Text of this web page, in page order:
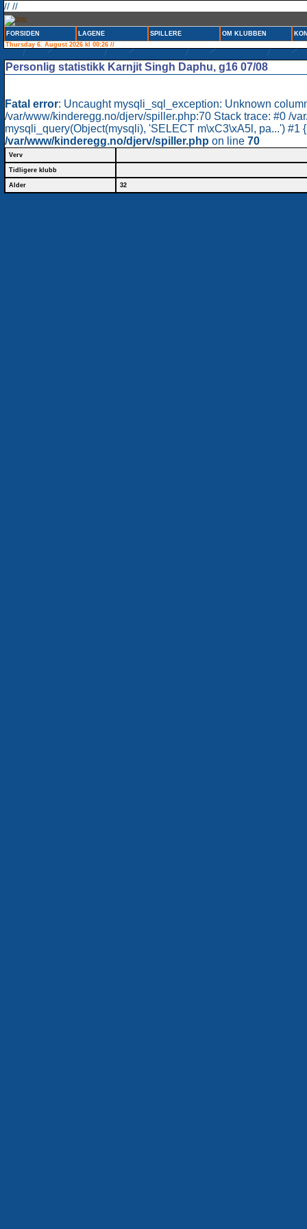
// //
FORSIDEN LAGENE SPILLERE OM KLUBBEN
Thursday 6. August 2026 kl 00:26 //
Personlig statistikk Karnjit Singh Daphu, g16 07/08
Fatal error: Uncaught mysqli_sql_exception: Unknown
/var/www/kinderegg.no/djerv/spiller.php:70 Stack trace: #0 /
mysqli_query(Object(mysqli), 'SELECT m\xC3\xA5l, pa...') #1
/var/www/kinderegg.no/djerv/spiller.php on line 70
Verv
Tidligere klubb
Alder 32